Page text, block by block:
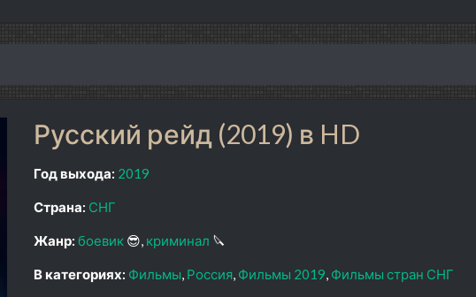
Русский рейд (2019) в HD
Год выхода: 2019
Страна: СНГ
Жанр: боевик 😎 криминал 🔪
В категориях: Фильмы Россия Фильмы 2019 Фильмы стран СНГ